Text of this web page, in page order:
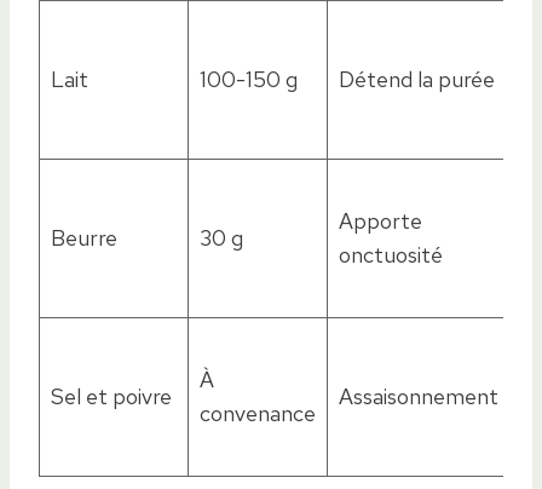
Lait 100-150 g Détend la purée
Beurre 30 g
Apporte
onctuosité
Sel et poivre
À
convenance
Assaisonnement